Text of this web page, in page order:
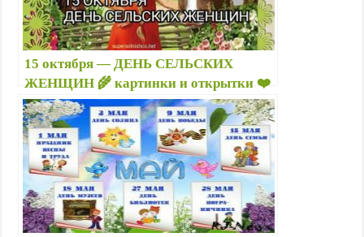
15 октября — ДЕНЬ СЕЛЬСКИХ
ЖЕНЩИН 🌾 картинки и открытки ❤️
Поздравления с Днем сельких женщин,
девушек и бабушек